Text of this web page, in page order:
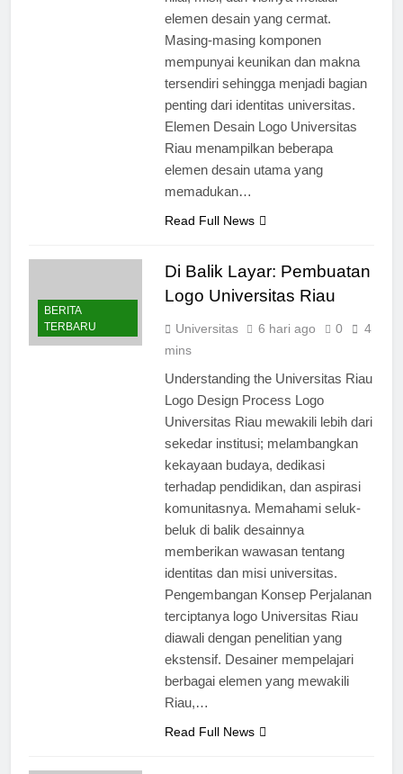
nilai, misi, dan visinya melalui
elemen desain yang cermat.
Masing-masing komponen
mempunyai keunikan dan makna
tersendiri sehingga menjadi bagian
penting dari identitas universitas.
Elemen Desain Logo Universitas
Riau menampilkan beberapa
elemen desain utama yang
BERITA
Di Balik Layar: Pembuatan
Logo Universitas Riau
Universitas
Understanding the Universitas Riau
Logo Design Process Logo
Universitas Riau mewakili lebih dari
sekedar institusi; melambangkan
kekayaan budaya, dedikasi
terhadap pendidikan, dan aspirasi
komunitasnya. Memahami seluk-
beluk di balik desainnya
memberikan wawasan tentang
identitas dan misi universitas.
Pengembangan Konsep Perjalanan
terciptanya logo Universitas Riau
diawali dengan penelitian yang
ekstensif. Desainer mempelajari
berbagai elemen yang mewakili